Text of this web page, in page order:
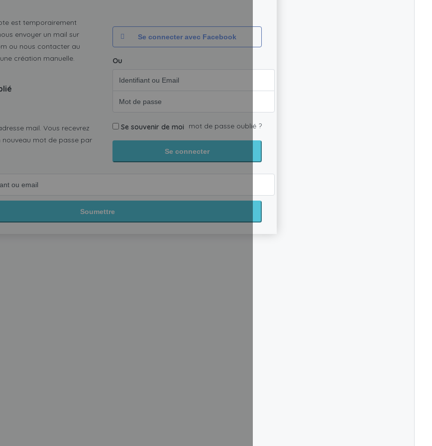
Se connecter avec Facebook
Ou
Se souvenir de moi mot de passe oublié ?
Se connecter
est temporairement
envoyer un mail sur
ou nous contacter au
création manuelle.
mail. Vous recevrez
nouveau mot de passe par
Soumettre